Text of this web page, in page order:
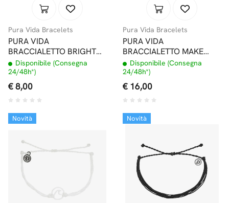
Pura Vida Bracelets
PURA VIDA
BRACCIALETTO BRIGHT
ORIGINALS NEON
POPSICLE
Disponibile (Consegna
24/48h*)
€ 8,00
Pura Vida Bracelets
PURA VIDA
BRACCIALETTO MAKE
WAVES SILVER DENIM
Disponibile (Consegna
24/48h*)
€ 16,00
Novità Novità